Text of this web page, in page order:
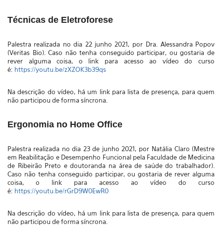
Técnicas de Eletroforese
Palestra realizada no dia 22 junho 2021, por Dra. Alessandra Popov
(Veritas Bio). Caso não tenha conseguido participar, ou gostaria de
rever alguma coisa, o link para acesso ao vídeo do curso
é: https://youtu.be/zXZOK3b39qs
Na descrição do vídeo, há um link para lista de presença, para quem
não participou de forma síncrona.
Ergonomia no Home Office
Palestra realizada no dia 23 de junho 2021, por Natália Claro (Mestre
em Reabilitação e Desempenho Funcional pela Faculdade de Medicina
de Ribeirão Preto e doutoranda na área de saúde do trabalhador)
Caso não tenha conseguido participar, ou gostaria de rever alguma
coisa, o link para acesso ao vídeo do curso
é: https://youtu.be/rGrD9W0EwR0
Na descrição do vídeo, há um link para lista de presença, para quem
não participou de forma síncrona.